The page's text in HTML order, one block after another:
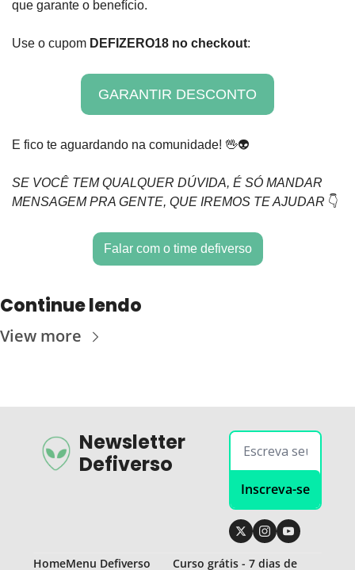
que garante o benefício.
Use o cupom DEFIZERO18 no checkout:
GARANTIR DESCONTO
E fico te aguardando na comunidade! 🖖👽
SE VOCÊ TEM QUALQUER DÚVIDA, É SÓ MANDAR
MENSAGEM PRA GENTE, QUE IREMOS TE AJUDAR 👇
Falar com o time defiverso
Continue lendo
View more
Newsletter
Defiverso
Inscreva-se
HomeMenu Defiverso Curso grátis - 7 dias de